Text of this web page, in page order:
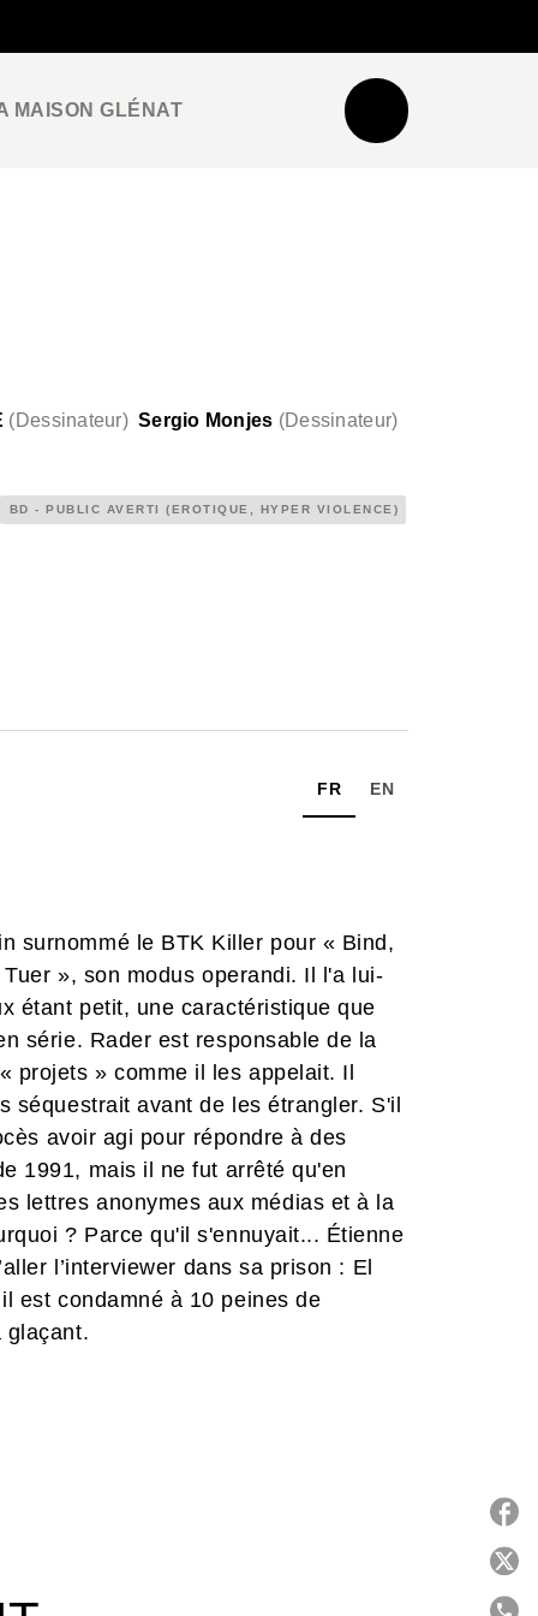
MAISON GLÉNAT
(Dessinateur) Sergio Monjes (Dessinateur)
BD - PUBLIC AVERTI (EROTIQUE, HYPER VIOLENCE)
FR EN
surnommé le BTK Killer pour « Bind,
», son modus operandi. Il l'a lui-
étant petit, une caractéristique que
série. Rader est responsable de la
projets » comme il les appelait. Il
séquestrait avant de les étrangler. S'il
avoir agi pour répondre à des
1991, mais il ne fut arrêté qu'en
lettres anonymes aux médias et à la
? Parce qu'il s'ennuyait... Étienne
l’interviewer dans sa prison : El
est condamné à 10 peines de
glaçant.